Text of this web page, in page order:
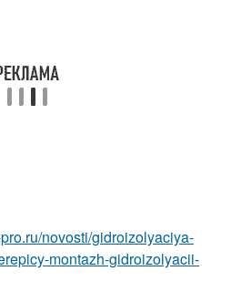
novosti/gidroizolyaciya-
montazh-gidroizolyacii-